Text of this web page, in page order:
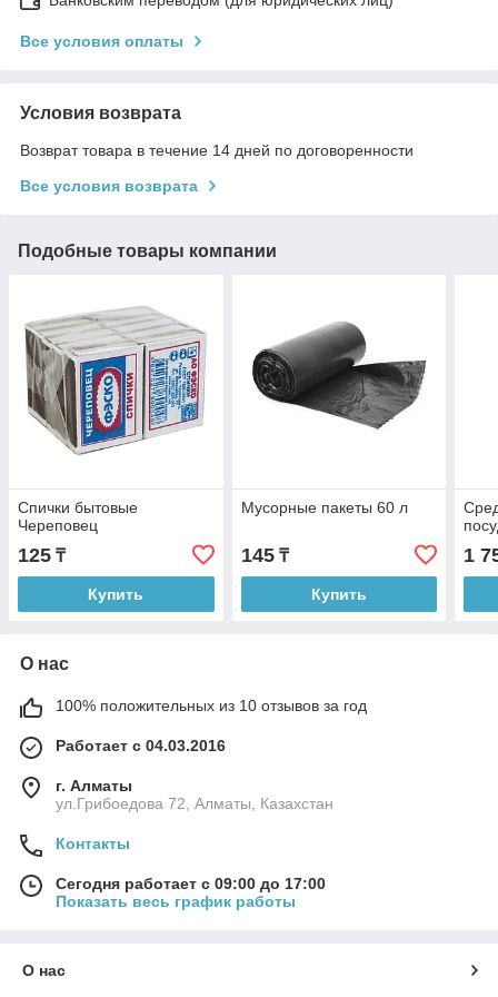
Все условия оплаты
Условия возврата
Возврат товара в течение 14 дней по договоренности
Все условия возврата
Подобные товары компании
Спички бытовые
Череповец
125 ₸
Купить
Мусорные пакеты 60 л
145₸
Купить
1
О нас
100% положительных из 10 отзывов за год
Работает с 04.03.2016
г. Алматы
ул.Грибоедова 72, Алматы, Казахстан
Контакты
Сегодня работает с 09:00 до 17:00
Показать весь график работы
О нас